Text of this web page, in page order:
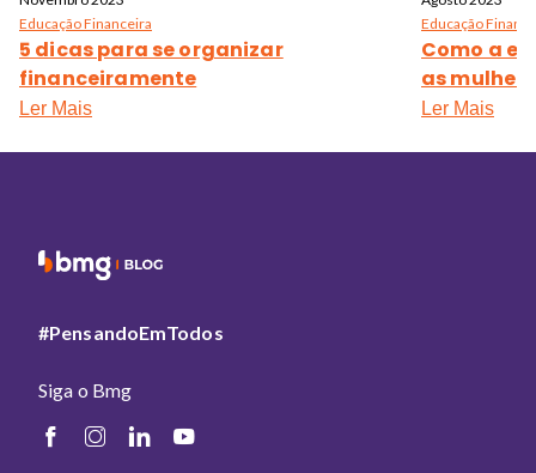
Educação Financeira
5 dicas para se organizar
financeiramente
Ler Mais
Educação
Como a
as
Ler Mais
#PensandoEmTodos
Siga o Bmg